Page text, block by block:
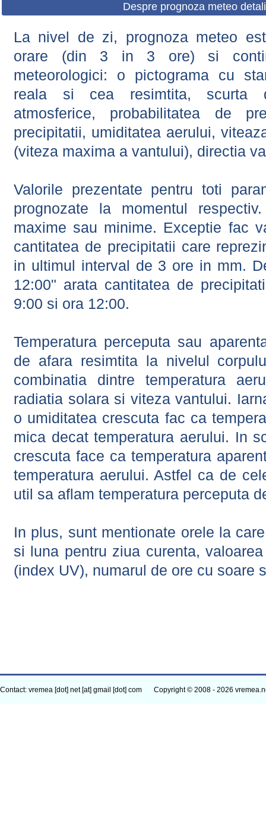
Despre prognoza meteo
La nivel de zi, prognoza meteo
orare (din 3 in 3 ore) si
meteorologici: o pictograma cu
reala si cea resimtita, scurta
atmosferice, probabilitatea de
precipitatii, umiditatea aerului,
(viteza maxima a vantului), directia
Valorile prezentate pentru toti
prognozate la momentul
maxime sau minime. Exceptie fac
cantitatea de precipitatii care
in ultimul interval de 3 ore in mm.
12:00" arata cantitatea de
9:00 si ora 12:00.
Temperatura perceputa sau
de afara resimtita la nivelul
combinatia dintre temperatura
radiatia solara si viteza vantului.
o umiditatea crescuta fac ca
mica decat temperatura aerului. In
crescuta face ca temperatura
temperatura aerului. Astfel ca de
util sa aflam temperatura perceputa
In plus, sunt mentionate orele la
si luna pentru ziua curenta,
(index UV), numarul de ore cu soare
Contact: vremea [dot] net [at] gmail [dot] com Copyright © 2008 - 2026